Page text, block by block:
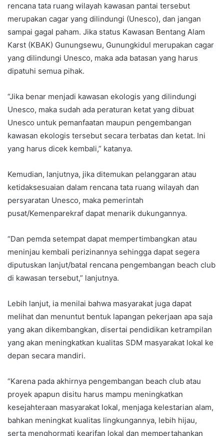
rencana tata ruang wilayah kawasan pantai tersebut
merupakan cagar yang dilindungi (Unesco), dan jangan
sampai gagal paham. Jika status Kawasan Bentang Alam
Karst (KBAK) Gunungsewu, Gunungkidul merupakan cagar
yang dilindungi Unesco, maka ada batasan yang harus
dipatuhi semua pihak.
“Jika benar menjadi kawasan ekologis yang dilindungi
Unesco, maka sudah ada peraturan ketat yang dibuat
Unesco untuk pemanfaatan maupun pengembangan
kawasan ekologis tersebut secara terbatas dan ketat. Ini
yang harus dicek kembali,” katanya.
Kemudian, lanjutnya, jika ditemukan pelanggaran atau
ketidaksesuaian dalam rencana tata ruang wilayah dan
persyaratan Unesco, maka pemerintah
pusat/Kemenparekraf dapat menarik dukungannya.
“Dan pemda setempat dapat mempertimbangkan atau
meninjau kembali perizinannya sehingga dapat segera
diputuskan lanjut/batal rencana pengembangan beach club
di kawasan tersebut,” lanjutnya.
Lebih lanjut, ia menilai bahwa masyarakat juga dapat
melihat dan menuntut bentuk lapangan pekerjaan apa saja
yang akan dikembangkan, disertai pendidikan ketrampilan
yang akan meningkatkan kualitas SDM masyarakat lokal ke
depan secara mandiri.
“Karena pada akhirnya pengembangan beach club atau
proyek apapun disitu harus mampu meningkatkan
kesejahteraan masyarakat lokal, menjaga kelestarian alam,
bahkan meningkat kualitas lingkungannya, lebih hijau,
serta menghormati kearifan lokal dan mempertahankan